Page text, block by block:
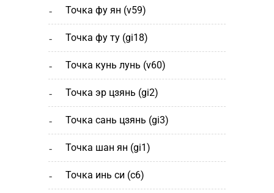
точка фу ян (v59)
точка фу ту (gi18)
точка кунь лунь (v60)
точка эр цзянь (gi2)
точка сань цзянь (gi3)
точка шан ян (gi1)
точка инь си (c6)